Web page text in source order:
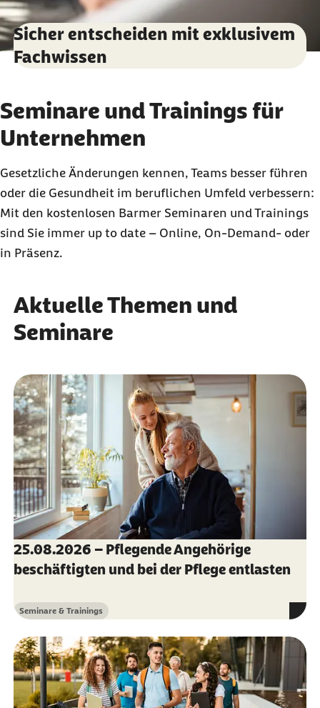
Sicher entscheiden mit exklusivem
Fachwissen
Seminare und Trainings für
Unternehmen
Gesetzliche Änderungen kennen, Teams besser führen
oder die Gesundheit im beruflichen Umfeld verbessern:
Mit den kostenlosen Barmer Seminaren und Trainings
sind Sie immer up to date – Online, On-Demand- oder
in Präsenz.
Aktuelle Themen und
Seminare
25.08.2026 – Pflegende Angehörige
beschäftigten und bei der Pflege entlasten
Kategorie
Seminare & Trainings